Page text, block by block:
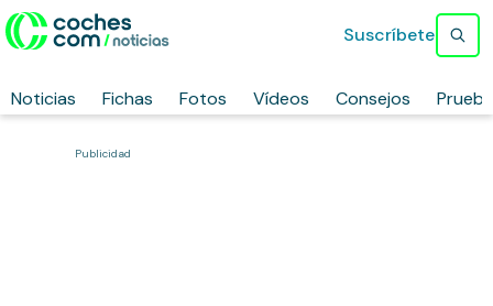
Noticias Fichas Fotos Vídeos Consejos
Suscríbete
Publicidad